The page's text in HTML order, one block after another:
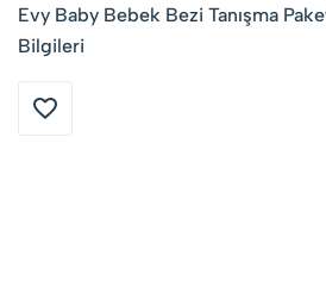
Evy Baby Bebek Bezi Tanışma
Bilgileri